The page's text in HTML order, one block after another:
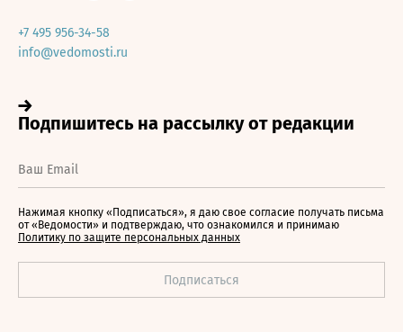
+7 495 956-34-58
info@vedomosti.ru
Нажимая кнопку «Подписаться», я даю свое согласие получать письма
от «Ведомости» и подтверждаю, что ознакомился и принимаю
Политику по защите персональных данных